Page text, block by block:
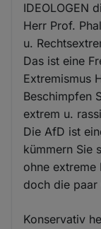
IDEOLOGEN
Herr Prof.
u.
Das ist eine
Extremismus
Beschimpfen
extrem u.
Die AfD ist
kümmern Sie
ohne extreme
doch die paar
Konservativ